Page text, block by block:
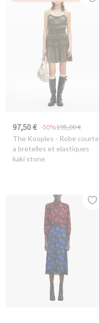
97,50 € 195,00 €
-50%
The Kooples - Robe courte
a bretelles et elastiques
kaki stone